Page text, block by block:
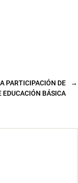
→
PARTICIPACIÓN DE
EDUCACIÓN BÁSICA